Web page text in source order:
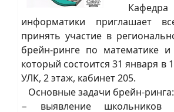
Кафедра
информатики приглашает
принять участие в
брейн-ринге по математике
который состоится 31 января в
УЛК, 2 этаж, кабинет 205.
Основные задачи брейн-ринга:
− выявление школьников